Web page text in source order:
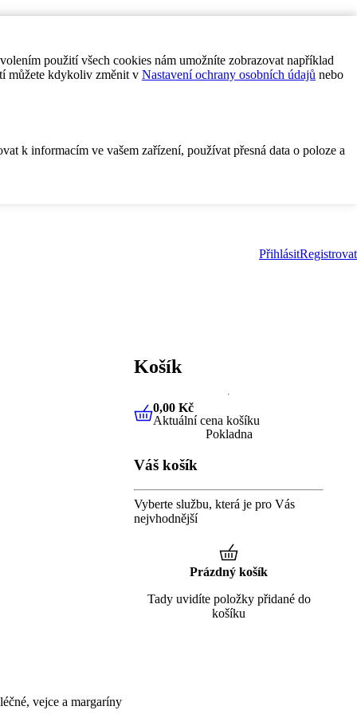
použití všech cookies nám umožníte zobrazovat například
můžete kdykoliv změnit v Nastavení ochrany osobních údajů nebo
k informacím ve vašem zařízení, používat přesná data o poloze a
PřihlásitRegistrovat
vejce a margaríny
Košík
0,00 KčAktuální cena košíku
0,00 Kč
Aktuální cena košíku
Pokladna
Váš košík
Vyberte službu, která je pro Vás
nejvhodnější
Prázdný košík
Tady uvidíte položky přidané do
košíku